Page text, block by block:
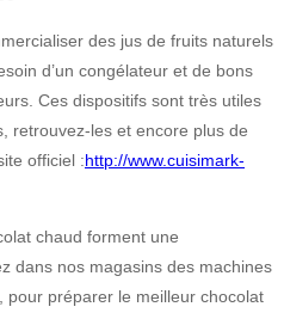
des jus de fruits naturels
d’un congélateur et de bons
Ces dispositifs sont très utiles
retrouvez-les et encore plus de
officiel :http://www.cuisimark-
chaud forment une
dans nos magasins des machines
préparer le meilleur chocolat